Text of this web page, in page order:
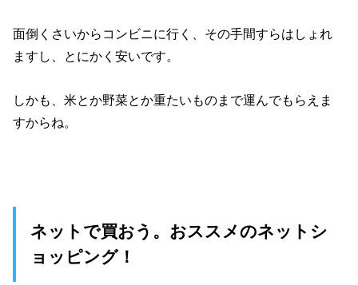
面倒くさいからコンビニに行く、その手間すらはしょれ
ますし、とにかく安いです。
しかも、米とか野菜とか重たいものまで運んでもらえま
すからね。
ネットで買おう。おススメのネットシ
ョッピング！